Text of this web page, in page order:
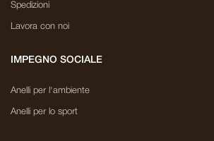
Spedizioni
Lavora con noi
IMPEGNO SOCIALE
Anelli per l'ambiente
Anelli per lo sport